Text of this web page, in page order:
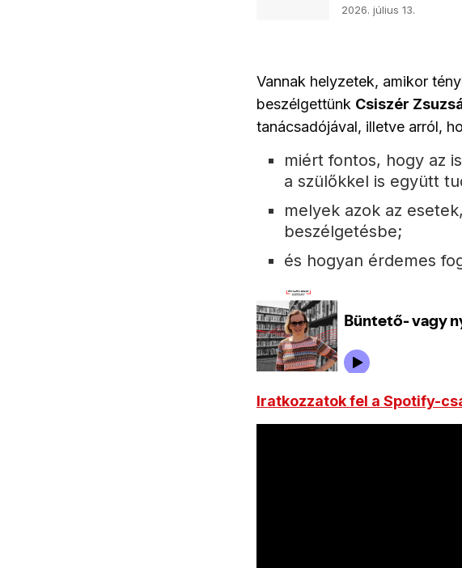
2026. július 13.
Vannak helyzetek, amikor
beszélgettünk Csiszér
tanácsadójával, illetve arról,
miért fontos, hogy az
a szülőkkel is együtt
melyek azok az
beszélgetésbe;
és hogyan érdemes
Iratkozzatok fel a Spotify-